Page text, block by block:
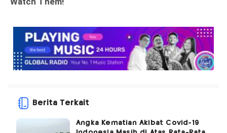
Berita Terkait
Angka Kematian Akibat Covid-19